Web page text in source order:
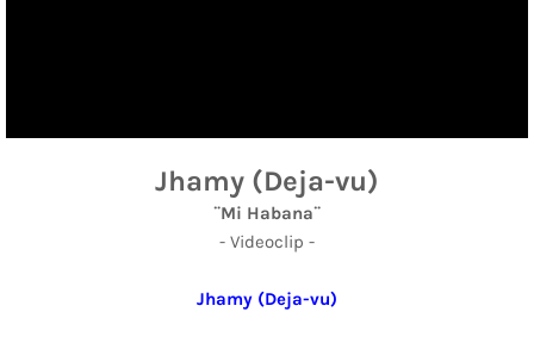
Jhamy (Deja-vu)
¨Mi Habana¨
- Videoclip -
Jhamy (Deja-vu)